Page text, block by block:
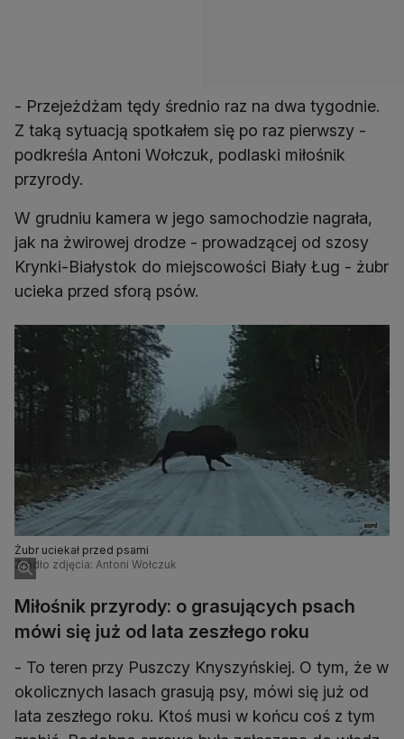
- Przejeżdżam tędy średnio raz na dwa tygodnie.
Z taką sytuacją spotkałem się po raz pierwszy -
podkreśla Antoni Wołczuk, podlaski miłośnik
przyrody.
W grudniu kamera w jego samochodzie nagrała,
jak na żwirowej drodze - prowadzącej od szosy
Krynki-Białystok do miejscowości Biały Ług - żubr
ucieka przed sforą psów.
Żubr uciekał przed psami
Źródło zdjęcia: Antoni Wołczuk
Miłośnik przyrody: o grasujących psach
mówi się już od lata zeszłego roku
- To teren przy Puszczy Knyszyńskiej. O tym, że w
okolicznych lasach grasują psy, mówi się już od
lata zeszłego roku. Ktoś musi w końcu coś z tym